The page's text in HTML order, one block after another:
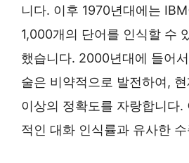
니다. 이후 1970년대에는 IBM
1,000개의 단어를 인식할 수
했습니다. 2000년대에 들어
술은 비약적으로 발전하여,
이상의 정확도를 자랑합니다.
적인 대화 인식률과 유사한